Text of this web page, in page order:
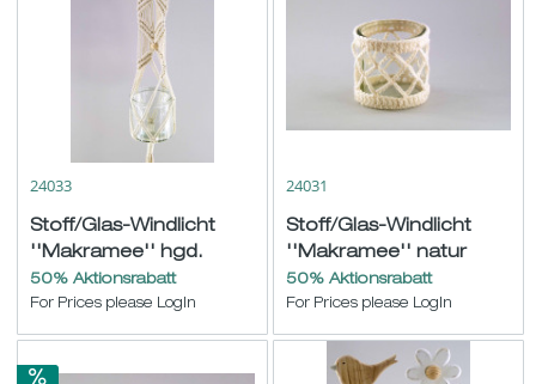
24033
Stoff/Glas-Windlicht
''Makramee'' hgd.
natur L85 B25cm
50% Aktionsrabatt
For Prices please LogIn
24031
Stoff/Glas-Windlicht
''Makramee'' natur
ø/H10cm
50% Aktionsrabatt
For Prices please LogIn